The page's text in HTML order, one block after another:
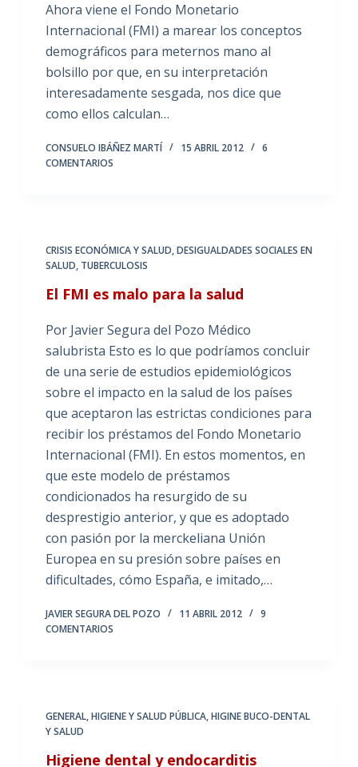
Ahora viene el Fondo Monetario
Internacional (FMI) a marear los conceptos
demográficos para meternos mano al
bolsillo por que, en su interpretación
interesadamente sesgada, nos dice que
como ellos calculan…
CONSUELO IBÁÑEZ MARTÍ 15 ABRIL 2012
6
COMENTARIOS
CRISIS ECONÓMICA Y SALUD,DESIGUALDADES SOCIALES EN
SALUD, TUBERCULOSIS
El FMI es malo para la salud
Por Javier Segura del Pozo Médico
salubrista Esto es lo que podríamos concluir
de una serie de estudios epidemiológicos
sobre el impacto en la salud de los países
que aceptaron las estrictas condiciones para
recibir los préstamos del Fondo Monetario
Internacional (FMI). En estos momentos, en
que este modelo de préstamos
condicionados ha resurgido de su
desprestigio anterior, y que es adoptado
con pasión por la merckeliana Unión
Europea en su presión sobre países en
dificultades, cómo España, e imitado,…
JAVIER SEGURA DEL POZO 11 ABRIL 2012
9
COMENTARIOS
GENERAL,HIGIENE Y SALUD PÚBLICA,HIGINE BUCO-DENTAL
Y SALUD
Higiene dental y endocarditis